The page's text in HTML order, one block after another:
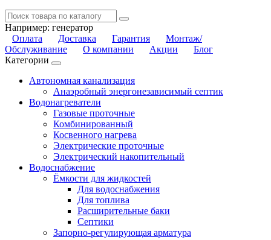
Например: генератор
Оплата
Доставка Гарантия
Монтаж/
Обслуживание
О компании Акции
Блог
Категории
Автономная канализация
Анаэробный энергонезависимый септик
Водонагреватели
Газовые проточные
Комбинированный
Косвенного нагрева
Электрические проточные
Электрический накопительный
Водоснабжение
Ёмкости для жидкостей
Для водоснабжения
Для топлива
Расширительные баки
Септики
Запорно-регулирующая арматура